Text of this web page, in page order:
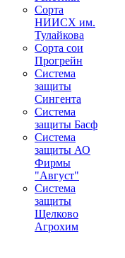
Сорта
НИИСХ им.
Тулайкова
Сорта сои
Прогрейн
Система
защиты
Сингента
Система
защиты Басф
Система
защиты АО
Фирмы
"Август"
Система
защиты
Щелково
Агрохим